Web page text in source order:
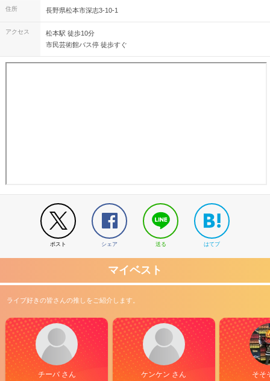
住所 長野県松本市深志3-10-1
アクセス
松本駅 徒歩10分
市民芸術館バス停 徒歩すぐ
ポスト シェア 送る はてブ
マイベスト
ライブ好きの皆さんの推しをご紹介します。
チーバ さん ケンケン さん そそ